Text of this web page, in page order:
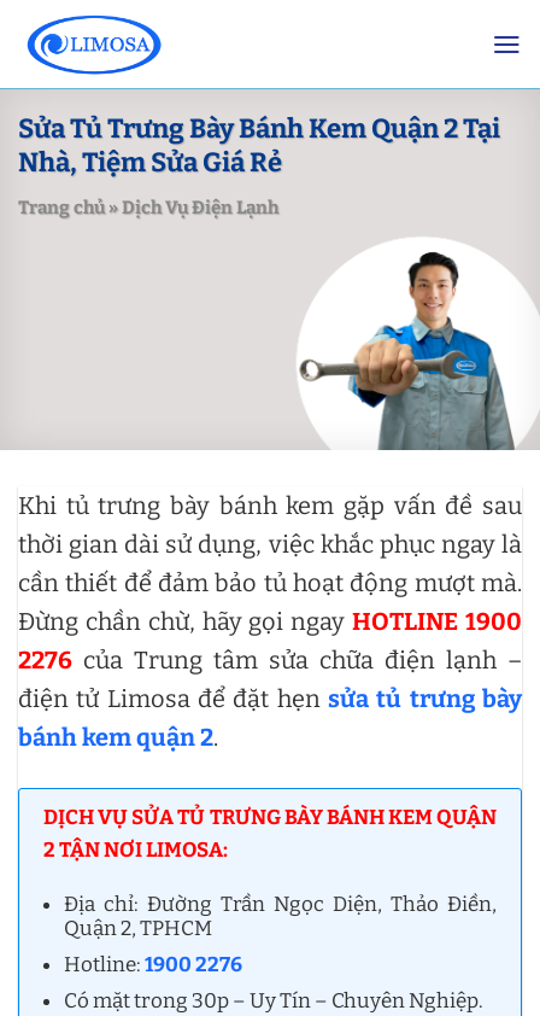
content
Sửa Tủ Trưng Bày Bánh Kem Quận 2 Tại
Nhà, Tiệm Sửa Giá Rẻ
Trang chủ»Dịch Vụ Điện Lạnh
Khi tủ trưng bày bánh kem gặp vấn đề sau
thời gian dài sử dụng, việc khắc phục ngay là
cần thiết để đảm bảo tủ hoạt động mượt mà.
Đừng chần chừ, hãy gọi ngayHOTLINE 1900
2276 của Trung tâm sửa chữa điện lạnh –
điện tử Limosa để đặt hẹn sửa tủ trưng bày
bánh kem quận 2.
DỊCH VỤ SỬA TỦ TRƯNG BÀY BÁNH KEM QUẬN
2 TẬN NƠI LIMOSA:
Địa chỉ: Đường Trần Ngọc Diện, Thảo Điền,
Quận 2, TPHCM
Hotline:1900 2276
Có mặt trong 30p – Uy Tín – Chuyên Nghiệp.